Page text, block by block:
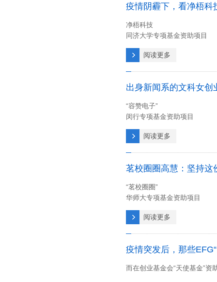
疫情阴霾下，看净梧科
净梧科技
同济大学专项基金资助项目
阅读更多
出身新闻系的文科女
“容赞电子”
闵行专项基金资助项目
阅读更多
茗校圈圈高慧：坚持这
“茗校圈圈”
华师大专项基金资助项目
阅读更多
疫情突发后，那些
而在创业基金会“天使基金”资